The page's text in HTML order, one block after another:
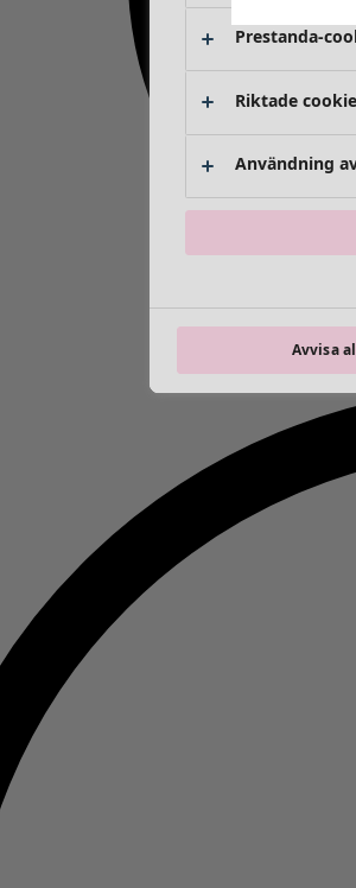
Prestanda-
Riktade
Användning
Avvisa